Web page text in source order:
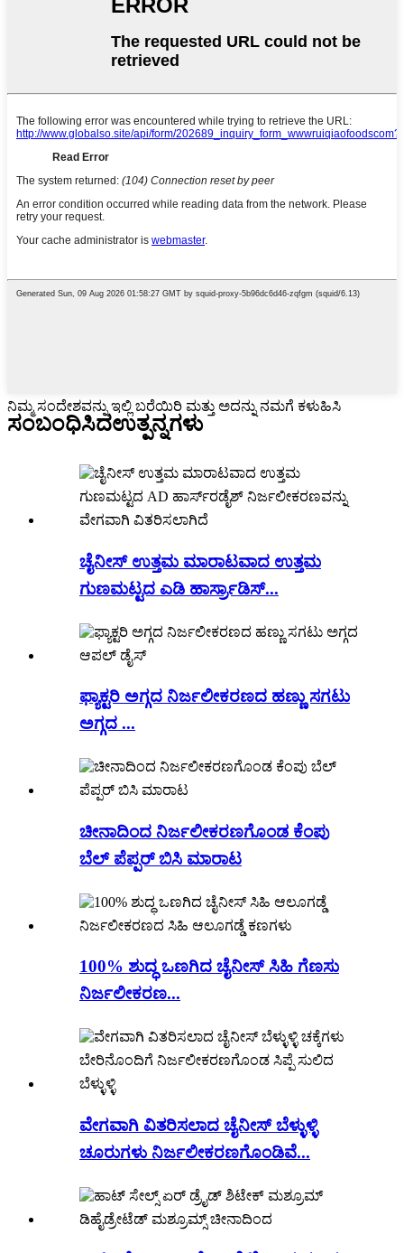
ನಿಮ್ಮ ಸಂದೇಶವನ್ನು ಇಲ್ಲಿ ಬರೆಯಿರಿ ಮತ್ತು ಅದನ್ನು ನಮಗೆ ಕಳುಹಿಸಿ
ಸಂಬಂಧಿಸಿದಉತ್ಪನ್ನಗಳು
ಚೈನೀಸ್ ಉತ್ತಮ ಮಾರಾಟವಾದ ಉತ್ತಮ
ಗುಣಮಟ್ಟದ ಎಡಿ ಹಾರ್ಸ್ರಾಡಿಸ್...
ಫ್ಯಾಕ್ಟರಿ ಅಗ್ಗದ ನಿರ್ಜಲೀಕರಣದ ಹಣ್ಣು ಸಗಟು
ಅಗ್ಗದ ...
ಚೀನಾದಿಂದ ನಿರ್ಜಲೀಕರಣಗೊಂಡ ಕೆಂಪು
ಬೆಲ್ ಪೆಪ್ಪರ್ ಬಿಸಿ ಮಾರಾಟ
100% ಶುದ್ಧ ಒಣಗಿದ ಚೈನೀಸ್ ಸಿಹಿ ಗೆಣಸು
ನಿರ್ಜಲೀಕರಣ...
ವೇಗವಾಗಿ ವಿತರಿಸಲಾದ ಚೈನೀಸ್ ಬೆಳ್ಳುಳ್ಳಿ
ಚೂರುಗಳು ನಿರ್ಜಲೀಕರಣಗೊಂಡಿವೆ...